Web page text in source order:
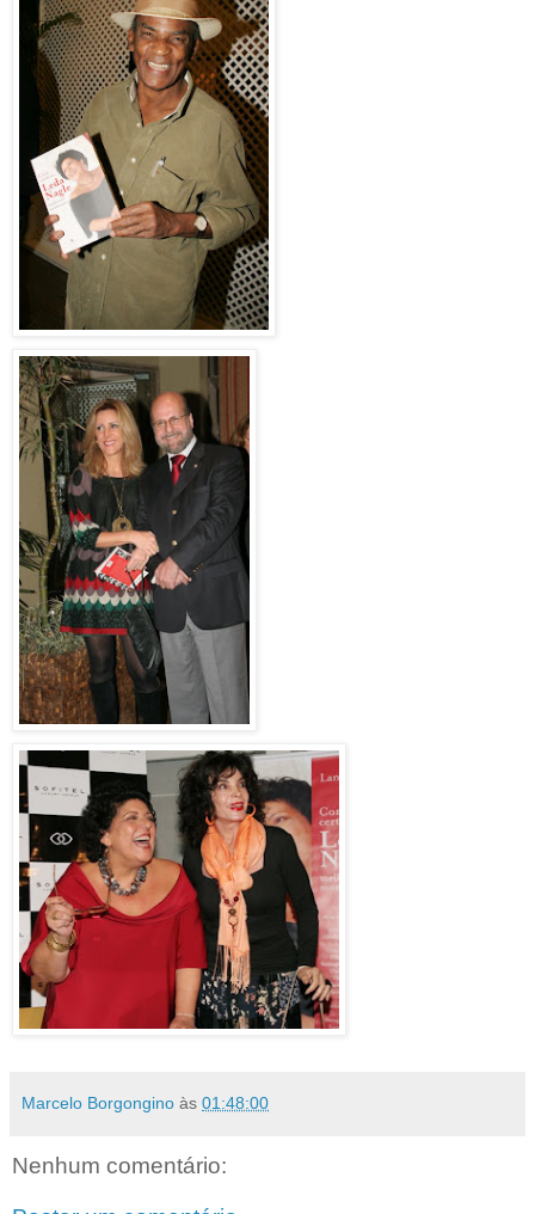
Marcelo Borgongino às 01:48:00
Nenhum comentário: